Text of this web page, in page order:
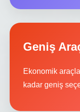
Geniş
Ekonomik
kadar geniş